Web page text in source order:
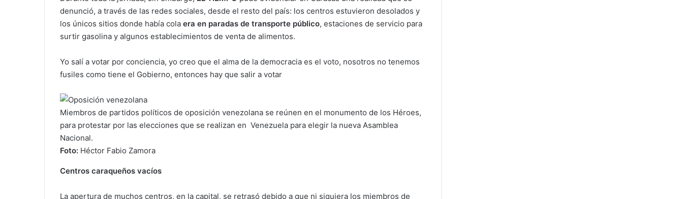
denunció, a través de las redes sociales, desde el resto del país: los centros estuvieron desolados y
los únicos sitios donde había cola era en paradas de transporte público, estaciones de servicio para
surtir gasolina y algunos establecimientos de venta de alimentos.
Yo salí a votar por conciencia, yo creo que el alma de la democracia es el voto, nosotros no tenemos
fusiles como tiene el Gobierno, entonces hay que salir a votar
Miembros de partidos políticos de oposición venezolana se reúnen en el monumento de los Héroes,
para protestar por las elecciones que se realizan en Venezuela para elegir la nueva Asamblea
Nacional.
Foto: Héctor Fabio Zamora
Centros caraqueños vacíos
La apertura de muchos centros, en la capital, se retrasó debido a que ni siquiera los miembros de